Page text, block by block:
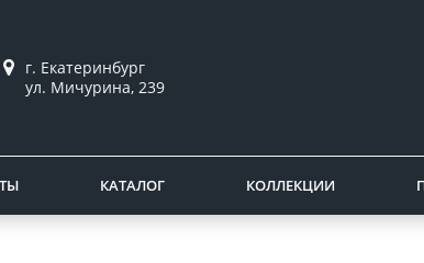
г. Екатеринбург
ул. Мичурина, 239
КАТАЛОГ КОЛЛЕКЦИИ